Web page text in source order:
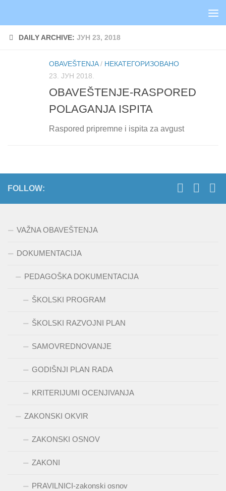
DAILY ARCHIVE: ЈУН 23, 2018
OBAVEŠTENJA/ НЕКАТЕГОРИЗОВАНО
23. ЈУН 2018.
OBAVEŠTENJE-RASPORED
POLAGANJA ISPITA
Raspored pripremne i ispita za avgust
FOLLOW:
VAŽNA OBAVEŠTENJA
DOKUMENTACIJA
PEDAGOŠKA DOKUMENTACIJA
ŠKOLSKI PROGRAM
ŠKOLSKI RAZVOJNI PLAN
SAMOVREDNOVANJE
GODIŠNJI PLAN RADA
KRITERIJUMI OCENJIVANJA
ZAKONSKI OKVIR
ZAKONSKI OSNOV
ZAKONI
PRAVILNICI-zakonski osnov